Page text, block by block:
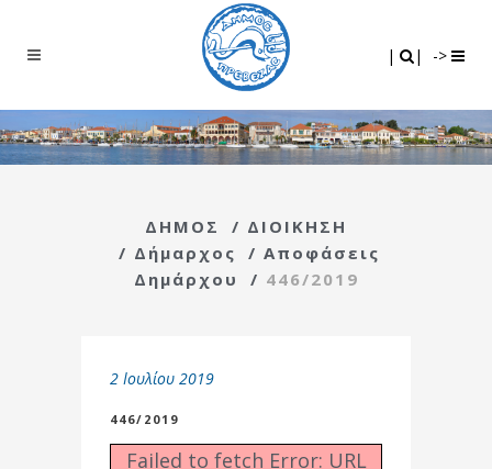
| | ->
ΔΗΜΟΣ / ΔΙΟΙΚΗΣΗ
/ Δήμαρχος / Αποφάσεις
Δημάρχου
/ 446/2019
2 Ιουλίου 2019
446/2019
Failed to fetch Error: URL